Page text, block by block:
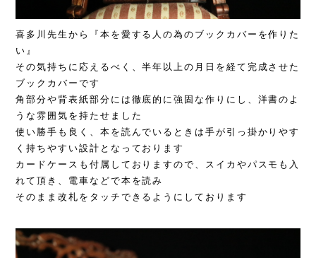
喜多川先生から『本を愛する人の為のブックカバーを作りた
い』
その気持ちに応えるべく、半年以上の月日を経て完成させた
ブックカバーです
角部分や背表紙部分には徹底的に強固な作りにし、洋書のよ
うな雰囲気を持たせました
使い勝手も良く、本を読んでいるときは手が引っ掛かりやす
く持ちやすい設計となっております
カードケースも付属しておりますので、スイカやパスモも入
れて頂き、電車などで本を読み
そのまま改札をタッチできるようにしております